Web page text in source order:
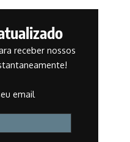
receber nossos
email